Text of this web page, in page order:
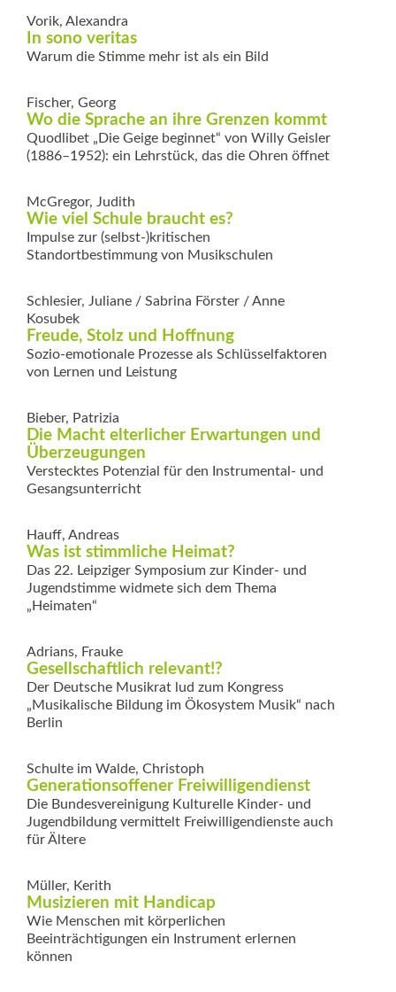
Vorik, Alexandra
In sono veritas
Warum die Stimme mehr ist als ein Bild
Fischer, Georg
Wo die Sprache an ihre Grenzen kommt
Quodlibet „Die Geige beginnet“ von Willy Geisler
(1886–1952): ein Lehrstück, das die Ohren öffnet
McGregor, Judith
Wie viel Schule braucht es?
Impulse zur (selbst-)kritischen
Standortbestimmung von Musikschulen
Schlesier, Juliane / Sabrina Förster / Anne
Kosubek
Freude, Stolz und Hoffnung
Sozio-emotionale Prozesse als Schlüsselfaktoren
von Lernen und Leistung
Bieber, Patrizia
Die Macht elterlicher Erwartungen und
Überzeugungen
Verstecktes Potenzial für den Instrumental- und
Gesangsunterricht
Hauff, Andreas
Was ist stimmliche Heimat?
Das 22. Leipziger Symposium zur Kinder- und
Jugendstimme widmete sich dem Thema
„Heimaten“
Adrians, Frauke
Gesellschaftlich relevant!?
Der Deutsche Musikrat lud zum Kongress
„Musikalische Bildung im Ökosystem Musik“ nach
Berlin
Schulte im Walde, Christoph
Generationsoffener Freiwilligendienst
Die Bundesvereinigung Kulturelle Kinder- und
Jugendbildung vermittelt Freiwilligendienste auch
für Ältere
Müller, Kerith
Musizieren mit Handicap
Wie Menschen mit körperlichen
Beeinträchtigungen ein Instrument erlernen
können